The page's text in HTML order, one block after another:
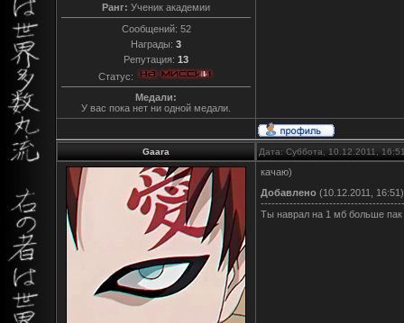
Ранг: Ученик академии
Сообщений: 52
Награды: 3
Репутация: 13
Статус:
Медали:
У вас пока нет ни одной медали.
Gaara Дата: Суббота, 10.12.2011,
качаю)
Добавлено (10.12.2011, 16:51)
Ты наврал на 1 мб больше пак